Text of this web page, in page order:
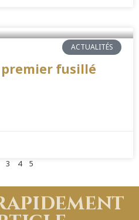
ACTUALITÉS
fusillé
3 4 5